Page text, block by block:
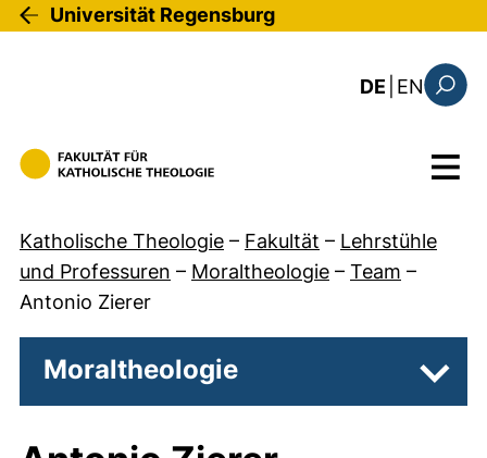
Direkt zum Inhalt
Universität Regensburg
DE EN: the
Menü
Katholische Theologie – Fakultät – Lehrstühle
und Professuren – Moraltheologie – Team –
Antonio Zierer
Moraltheologie